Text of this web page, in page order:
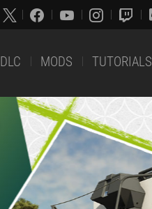
DLC MODS TUTORIALS